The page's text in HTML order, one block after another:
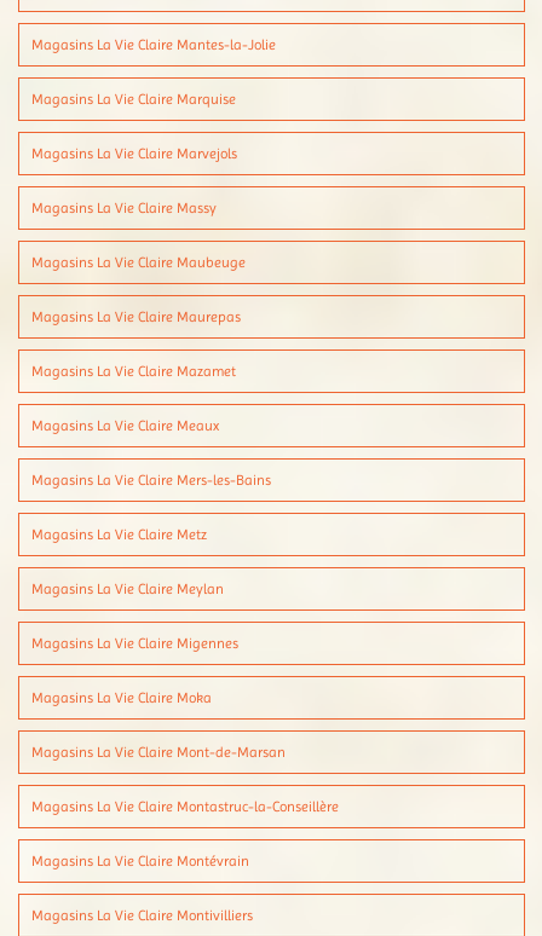
Magasins La Vie Claire Mantes-la-Jolie
Magasins La Vie Claire Marquise
Magasins La Vie Claire Marvejols
Magasins La Vie Claire Massy
Magasins La Vie Claire Maubeuge
Magasins La Vie Claire Maurepas
Magasins La Vie Claire Mazamet
Magasins La Vie Claire Meaux
Magasins La Vie Claire Mers-les-Bains
Magasins La Vie Claire Metz
Magasins La Vie Claire Meylan
Magasins La Vie Claire Migennes
Magasins La Vie Claire Moka
Magasins La Vie Claire Mont-de-Marsan
Magasins La Vie Claire Montastruc-la-Conseillère
Magasins La Vie Claire Montévrain
Magasins La Vie Claire Montivilliers